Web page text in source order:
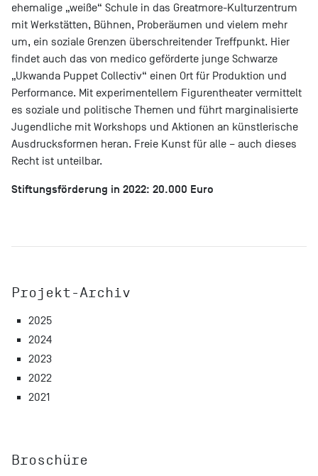
ehemalige „weiße“ Schule in das Greatmore-Kulturzentrum
mit Werkstätten, Bühnen, Proberäumen und vielem mehr
um, ein soziale Grenzen überschreitender Treffpunkt. Hier
findet auch das von medico geförderte junge Schwarze
„Ukwanda Puppet Collectiv“ einen Ort für Produktion und
Performance. Mit experimentellem Figurentheater vermittelt
es soziale und politische Themen und führt marginalisierte
Jugendliche mit Workshops und Aktionen an künstlerische
Ausdrucksformen heran. Freie Kunst für alle – auch dieses
Recht ist unteilbar.
Stiftungsförderung in 2022: 20.000 Euro
Projekt-Archiv
2025
2024
2023
2022
2021
Broschüre